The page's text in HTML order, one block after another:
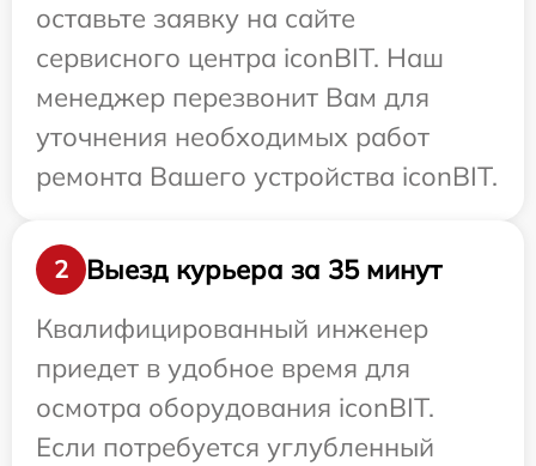
оставьте заявку на сайте
сервисного центра iconBIT. Наш
менеджер перезвонит Вам для
уточнения необходимых работ
ремонта Вашего устройства iconBIT.
2
Выезд курьера за 35 минут
Квалифицированный инженер
приедет в удобное время для
осмотра оборудования iconBIT.
Если потребуется углубленный